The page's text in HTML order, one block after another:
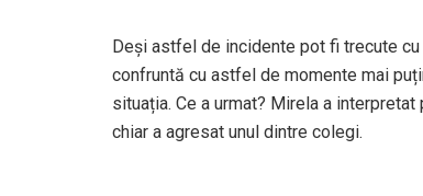
Deși astfel de incidente pot fi trecute
confruntă cu astfel de momente mai
situația. Ce a urmat? Mirela a
chiar a agresat unul dintre colegi.